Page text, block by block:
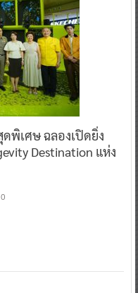
พิเศษ ฉลองเปิดยิ่ง
Destination แห่ง
0